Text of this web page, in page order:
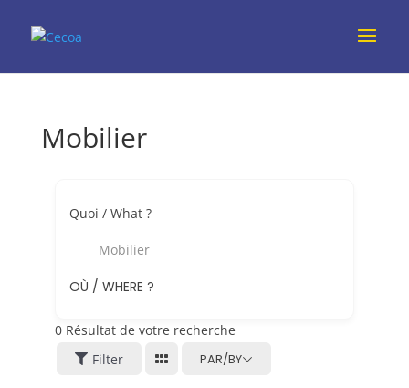
Mobilier
Quoi / What ?
Mobilier
OÙ / WHERE ?
0Résultat de votre recherche
Filter
PAR/BY